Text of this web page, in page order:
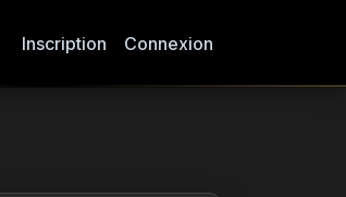
Inscription Connexion